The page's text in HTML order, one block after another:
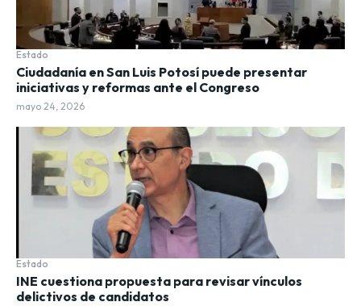
Estado
Ciudadanía en San Luis Potosí puede presentar
iniciativas y reformas ante el Congreso
mayo 24, 2026
Estado
INE cuestiona propuesta para revisar vínculos
delictivos de candidatos